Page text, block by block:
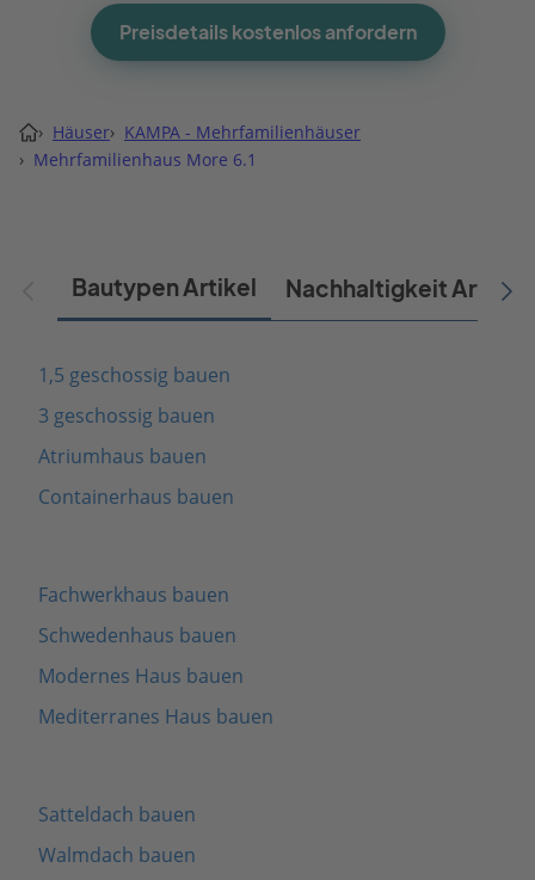
Preisdetails kostenlos anfordern
› Häuser› KAMPA - Mehrfamilienhäuser
› Mehrfamilienhaus More 6.1
Bautypen Artikel Nachhaltigkeit Artikel
1,5 geschossig bauen
3 geschossig bauen
Atriumhaus bauen
Containerhaus bauen
Fachwerkhaus bauen
Schwedenhaus bauen
Modernes Haus bauen
Mediterranes Haus bauen
Satteldach bauen
Walmdach bauen